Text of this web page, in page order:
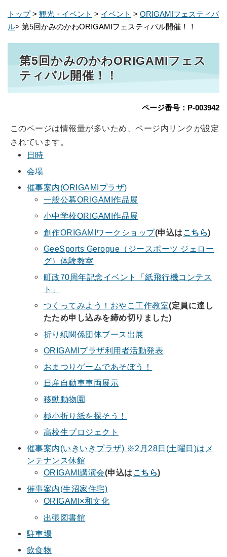
トップ> 観光・イベント > イベント > ORIGAMIフェスティバ
ル> 第5回かみのかわORIGAMIフェスティバル開催！！
第5回かみのかわORIGAMIフェス
ティバル開催！！
ページ番号：P-003942
このページは情報量が多いため、ページ内リンクが設定
されています。
日時
会場
催事案内(ORIGAMIプラザ)
一般公募ORIGAMI作品展
小中学校ORIGAMI作品展
創作ORIGAMIワークショップ(申込はこちら)
GeeSports Gerogue（ジースポーツ ジェロー
グ）体験教室
町政70周年記念イベント「紙飛行機コンテス
ト」
つくってみよう！おやこ工作教室(定員に達し
たため申し込みを締め切りました)
折り紙関係団体ブース出展
ORIGAMIプラザ利用者活動発表
おまつりゲームであそぼう！
日産自動車車両展示
移動動物園
極小折り紙を探そう！
高校生プロジェクト
催事案内(いきいきプラザ) ※2月28日(土曜日)はメ
ンテナンス休館
ORIGAMI講演会(申込はこちら)
催事案内(生沼家住宅)
ORIGAMI×和文化
出張図書館
駐車場
飲食物